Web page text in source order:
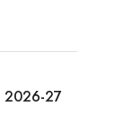
2026-27